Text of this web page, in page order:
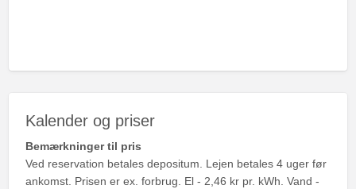
Kalender og priser
Bemærkninger til pris
Ved reservation betales depositum. Lejen betales 4 uger før
ankomst. Prisen er ex. forbrug. El - 2,46 kr pr. kWh. Vand -